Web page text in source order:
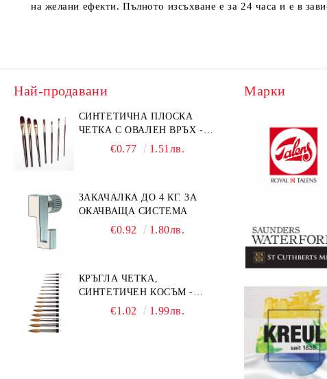
на желани ефекти. Пълното изсъхване е за 24 часа и е в
Най-продавани
СИНТЕТИЧНА ПЛОСКА
ЧЕТКА С ОВАЛЕН ВРЪХ -
GIOCONDA 273 - №1/8
€0.77 1.51лв.
ЗАКАЧАЛКА ДО 4 КГ. ЗА
ОКАЧВАЩА СИСТЕМА
€0.92 1.80лв.
КРЪГЛА ЧЕТКА,
СИНТЕТИЧЕН КОСЪМ -
MILLENIUM 211 - №0
€1.02 1.99лв.
Марки